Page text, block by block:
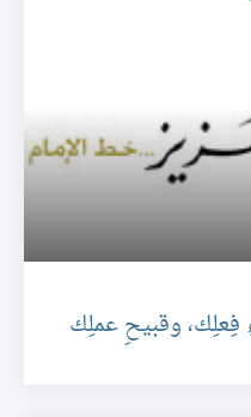
فِعلِك، وقبيحِ عملِك